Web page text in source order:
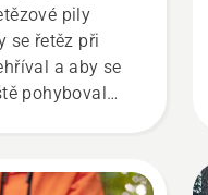
pily
se řetěz při
a aby se
pohyboval
v tomto